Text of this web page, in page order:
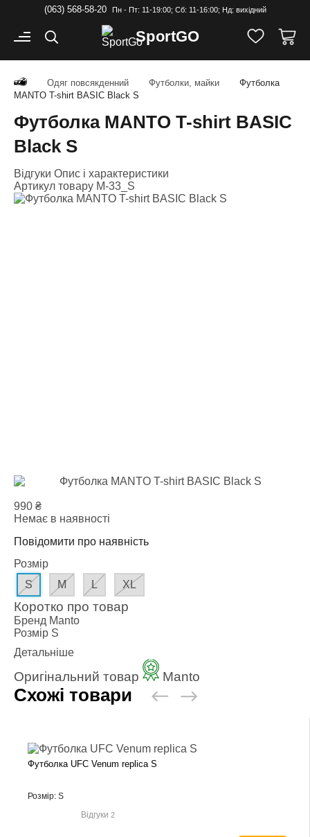
(063) 568-58-20 Пн - Пт: 11-19:00; Cб: 11-16:00; Нд: вихідний
SportGO
Одяг повсякденний Футболки, майки
Футболка
MANTO T-shirt BASIC Black S
Футболка MANTO T-shirt BASIC
Black S
Відгуки Опис і характеристики
Артикул товару M-33_S
990 ₴
Немає в наявності
Повідомити про наявність
Розмір
S
M L XL
Коротко про товар
Бренд Manto
Розмір S
Детальніше
Оригінальний товар Manto
Схожі товари
Футболка UFC Venum replica S
Розмір: S
Відгуки2